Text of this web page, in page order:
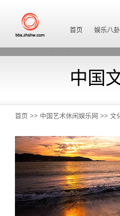
首页 娱乐八卦
中国
首页 >> 中国艺术休闲娱乐网 >> 文